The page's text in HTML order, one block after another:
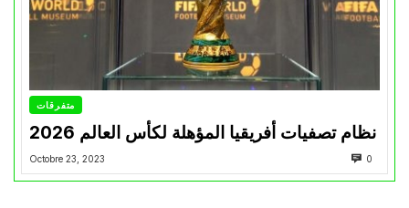
متفرقات
نظام تصفيات أفريقيا المؤهلة لكأس العالم 2026
Octobre 23, 2023 0